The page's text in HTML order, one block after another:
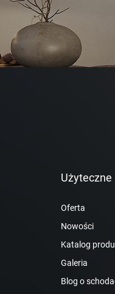
Użyteczne
Oferta
Nowości
Katalog
Galeria
Blog o